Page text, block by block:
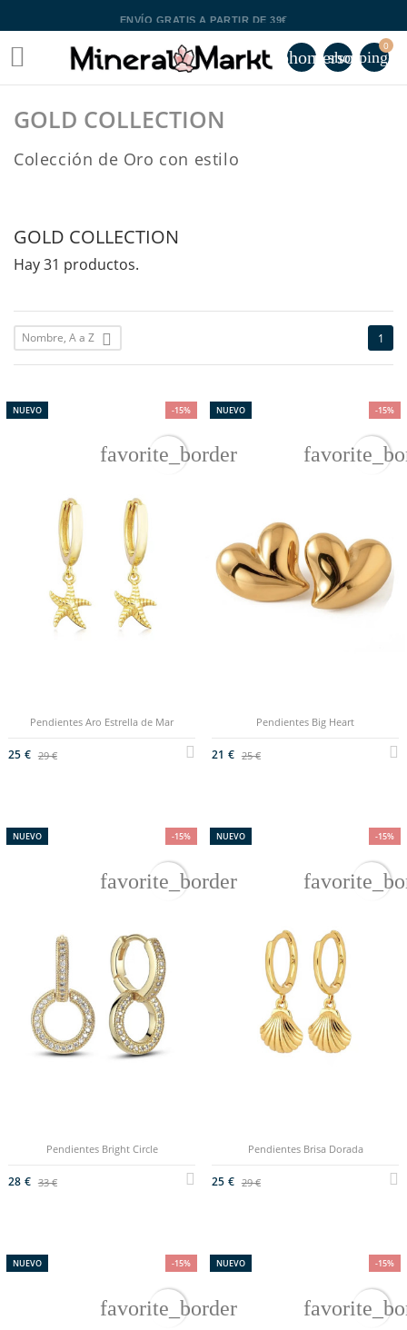
ENVÍO GRATIS A PARTIR DE 39€
 phoneperson
0
GOLD COLLECTION
Colección de Oro con estilo
GOLD COLLECTION
Hay 31 productos.
Nombre, A a Z  1
-15%
NUEVO
Pendientes Aro Estrella de Mar
25 € 29 €
favorite_border
-15%
NUEVO
Pendientes Big Heart
21 € 25 €
-15%
NUEVO
Pendientes Bright Circle
28 € 33 €
favorite_border
-15%
NUEVO
Pendientes Brisa Dorada
25 € 29 €
-15%
NUEVO
favorite_border
-15%
NUEVO